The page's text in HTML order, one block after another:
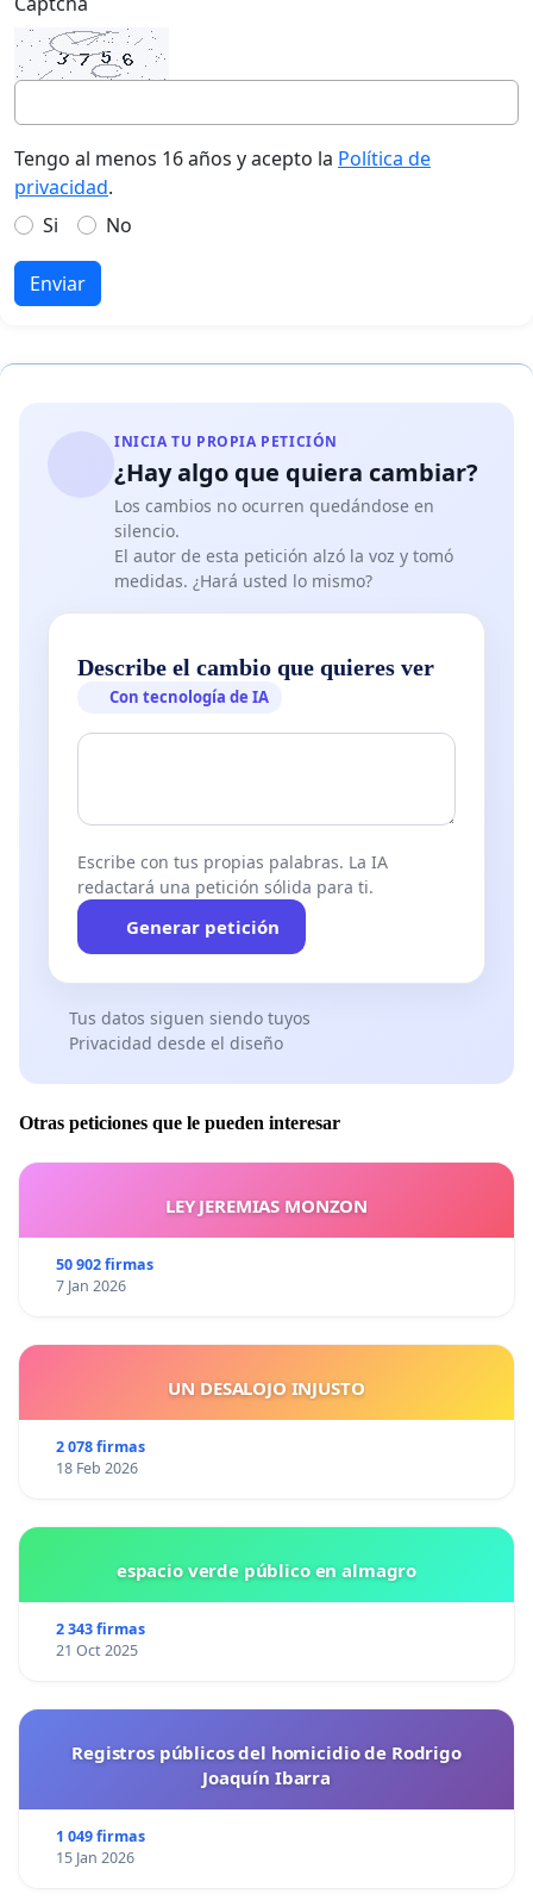
Tengo al menos 16 años y acepto la Política de
privacidad.
Si
No
Enviar
INICIA TU PROPIA PETICIÓN
¿Hay algo que quiera cambiar?
Los cambios no ocurren quedándose en
silencio.
El autor de esta petición alzó la voz y tomó
medidas. ¿Hará usted lo mismo?
Describe el cambio que quieres ver
Con tecnología de IA
Escribe con tus propias palabras. La IA
redactará una petición sólida para ti.
Generar petición
Tus datos siguen siendo tuyos
Privacidad desde el diseño
Otras peticiones que le pueden interesar
LEY JEREMIAS MONZON
50 902 firmas
7 Jan 2026
UN DESALOJO INJUSTO
2 078 firmas
18 Feb 2026
espacio verde público en almagro
2 343 firmas
21 Oct 2025
Registros públicos del homicidio de Rodrigo
Joaquín Ibarra
1 049 firmas
15 Jan 2026